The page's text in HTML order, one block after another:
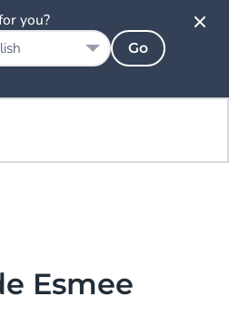
Esmee
you?
Go